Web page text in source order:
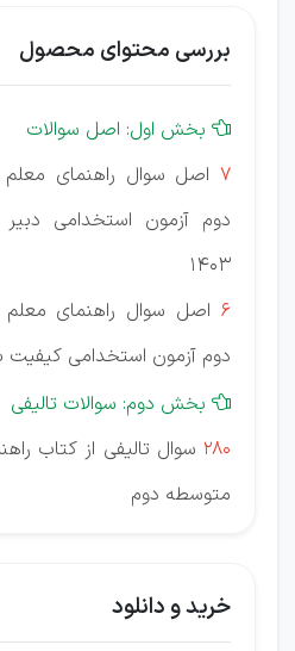
بررسی محتوای محصول
 بخش اول: اصل سوالات
7 اصل سوال راهنمای
دوم آزمون استخدامی
1403
6 اصل سوال راهنمای
دوم آزمون استخدامی کیفیت
 بخش دوم: سوالات تالیفی
280 سوال تالیفی از کتاب
متوسطه دوم
خرید و دانلود